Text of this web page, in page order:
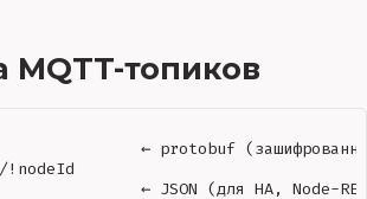
MQTT-топиков
← protobuf
!nodeId
← JSON (для HA, Node-